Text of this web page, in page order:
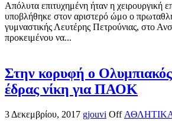
Απόλυτα επιτυχημένη ήταν η χειρουργική
υποβλήθηκε στον αριστερό ώμο ο
γυμναστικής Λευτέρης Πετρούνιας, στο
προκειμένου να...
Στην κορυφή ο
έδρας νίκη για ΠΑΟΚ
3 Δεκεμβρίου, 2017 gjouvi Off